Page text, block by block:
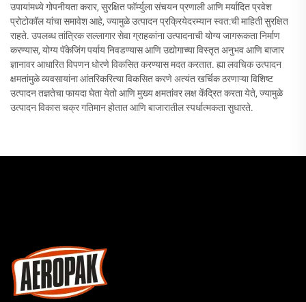
उपायांमध्ये गोपनीयता करार, सुरक्षित फॉर्म्युला संचयन प्रणाली आणि मर्यादित प्रवेश
प्रोटोकॉल यांचा समावेश आहे, ज्यामुळे उत्पादन प्रक्रियेदरम्यान स्वत:ची माहिती सुरक्षित
राहते. उपलब्ध तांत्रिक सल्लागार सेवा ग्राहकांना उत्पादनाची योग्य जागरूकता निर्माण
करण्यास, योग्य पॅकेजिंग पर्याय निवडण्यास आणि उद्योगाच्या विस्तृत अनुभव आणि बाजार
ज्ञानावर आधारित विपणन धोरणे विकसित करण्यास मदत करतात. ह्या लवचिक उत्पादन
क्षमतांमुळे व्यवसायांना आंतरिकरित्या विकसित करणे अत्यंत खर्चिक ठरणाऱ्या विशिष्ट
उत्पादन तज्ञतेचा फायदा घेता येतो आणि मुख्य क्षमतांवर लक्ष केंद्रित करता येते, ज्यामुळे
उत्पादन विकास चक्र गतिमान होतात आणि बाजारातील स्पर्धात्मकता सुधारते.